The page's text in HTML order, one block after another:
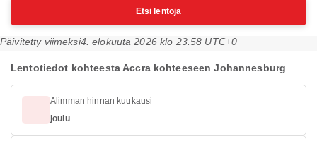
Etsi lentoja
Päivitetty viimeksi4. elokuuta 2026 klo 23.58 UTC+0
Lentotiedot kohteesta Accra kohteeseen Johannesburg
Alimman hinnan kuukausi
joulu